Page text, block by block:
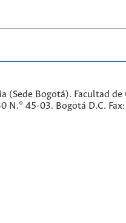
(Sede Bogotá). Facultad de
N.° 45-03. Bogotá D.C.